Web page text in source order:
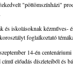
"pöttömszínházi"
és iskolásoknak kézműves-
foglalkoztató
14-én
előadás díszleteiből